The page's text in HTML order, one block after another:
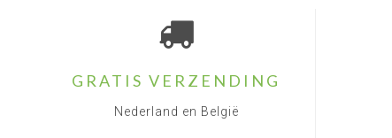
GRATIS VERZENDING
Nederland en België